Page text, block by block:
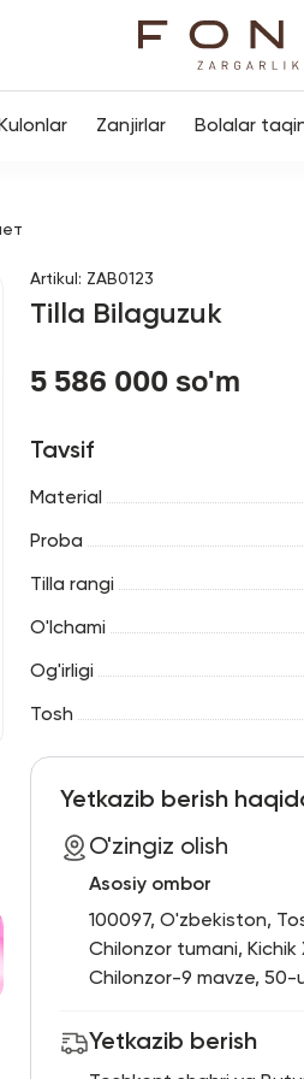
Kulonlar Zanjirlar Bolalar
Artikul : ZAB0123
Tilla Bilaguzuk
5 586 000 so'm
Tavsif
Material
Proba
Tilla rangi
O'lchami
Og'irligi
Tosh
Yetkazib berish
O'zingiz olish
Asosiy ombor
100097, O'zbekiston,
Chilonzor tumani, Kichik
Chilonzor-9 mavze, 50-
Yetkazib berish